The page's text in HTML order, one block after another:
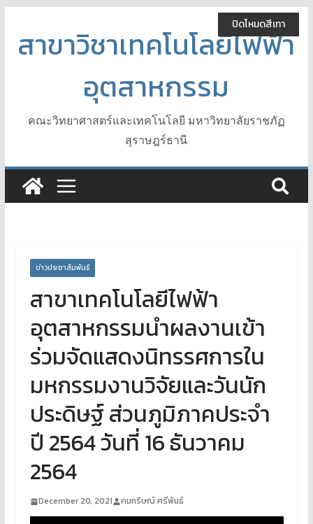
content
สาขาวิชาเทคโนโลยีไฟฟ้า
อุตสาหกรรม
คณะวิทยาศาสตร์และเทคโนโลยี มหาวิทยาลัยราชภัฏ
สุราษฎร์ธานี
ข่าวประชาสัมพันธ์
สาขาเทคโนโลยีไฟฟ้า
อุตสาหกรรมนำผลงานเข้า
ร่วมจัดแสดงนิทรรศการใน
มหกรรมงานวิจัยและวันนัก
ประดิษฐ์ ส่วนภูมิภาคประจำ
ปี 2564 วันที่ 16 ธันวาคม
2564
December 20, 2021 คมกริษณ์ ศรีพันธ์
ปิดโหมดสีเทา